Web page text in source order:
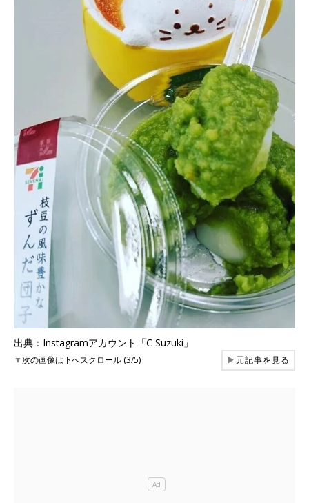
出典：Instagramアカウント「C Suzuki」
▼次の画像は下へスクロール (3/5) ▶元記事を見る